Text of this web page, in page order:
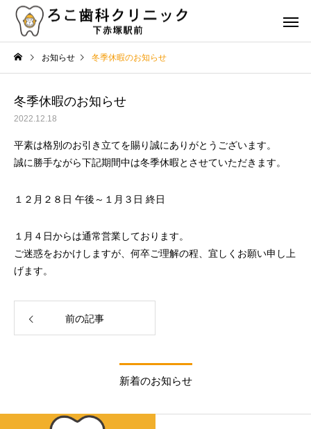
虫歯治療 歯周病治
審美治療
類とその特徴は？選び方の
ポイントも解説
お知らせ 冬季休暇のお知らせ
冬季休暇のお知らせ
2022.12.18
平素は格別のお引き立てを賜り誠にありがとうございます。
誠に勝手ながら下記期間中は冬季休暇とさせていただきます。
１２月２８日 午後～１月３日 終日
１月４日からは通常営業しております。
ご迷惑をおかけしますが、何卒ご理解の程、宜しくお願い申し上
げます。
前の記事
新着のお知らせ